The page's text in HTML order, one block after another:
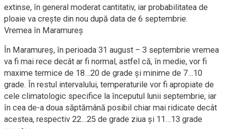
extinse, în general moderat cantitativ, iar probabilitatea de
ploaie va creşte din nou după data de 6 septembrie.
Vremea în Maramureș
În Maramureș, în perioada 31 august – 3 septembrie vremea
va fi mai rece decât ar fi normal, astfel că, în medie, vor fi
maxime termice de 18…20 de grade şi minime de 7…10
grade. În restul intervalului, temperaturile vor fi apropiate de
cele climatologic specifice la începutul lunii septembrie, iar
în cea de-a doua săptămână posibil chiar mai ridicate decât
acestea, respectiv 22…25 de grade ziua şi 11…13 grade